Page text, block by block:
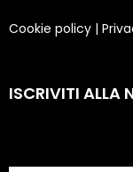
Cookie policy |
ISCRIVITI ALLA